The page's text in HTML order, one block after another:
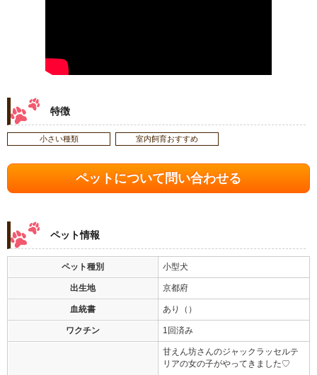
特徴
小さい種類 室内飼育おすすめ
ペットについて問い合わせる
ペット情報
ペット種別 小型犬
出生地 京都府
血統書 あり（）
ワクチン 1回済み
甘えん坊さんのジャックラッセルテ
リアの女の子がやってきました♡